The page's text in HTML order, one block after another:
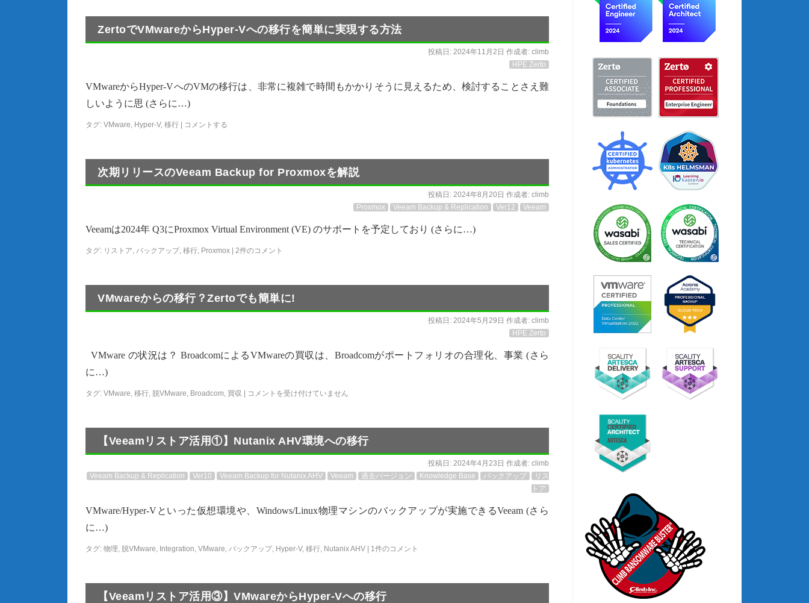
ZertoでVMwareからHyper-Vへの移行を簡単に実現する方法
投稿日: 2024年11月2日 作成者: climb
HPE Zerto
VMwareからHyper-VへのVMの移行は、非常に複雑で時間もかかりそうに見えるため、検討することさえ難
しいように思 (さらに…)
タグ: VMware, Hyper-V, 移行 | コメントする
次期リリースのVeeam Backup for Proxmoxを解説
投稿日: 2024年8月20日 作成者: climb
Proxmox
Veeam Backup & Replication Ver12 Veeam
Veeamは2024年 Q3にProxmox Virtual Environment (VE) のサポートを予定しており (さらに…)
タグ: リストア, バックアップ, 移行, Proxmox | 2件のコメント
VMwareからの移行？Zertoでも簡単に!
投稿日: 2024年5月29日 作成者: climb
HPE Zerto
VMware の状況は？ BroadcomによるVMwareの買収は、Broadcomがポートフォリオの合理化、事業 (さら
に…)
タグ: VMware, 移行, 脱VMware, Broadcom, 買収 | コメントを受け付けていません
【Veeamリストア活用①】Nutanix AHV環境への移行
投稿日: 2024年4月23日 作成者: climb
Veeam Backup & Replication
Ver10 Veeam Backup for Nutanix AHV Veeam 過去バージョン Knowledge Base バックアップ
リス
トア
VMware/Hyper-Vといった仮想環境や、Windows/Linux物理マシンのバックアップが実施できるVeeam (さら
に…)
タグ: 物理, 脱VMware, Integration, VMware, バックアップ, Hyper-V, 移行, Nutanix AHV | 1件のコメント
【Veeamリストア活用③】VMwareからHyper-Vへの移行